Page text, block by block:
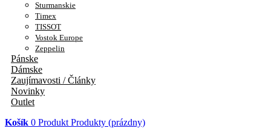
Sturmanskie
Timex
TISSOT
Vostok Europe
Zeppelin
Pánske
Dámske
Zaujímavosti / Články
Novinky
Outlet
Košík 0 Produkt Produkty (prázdny)